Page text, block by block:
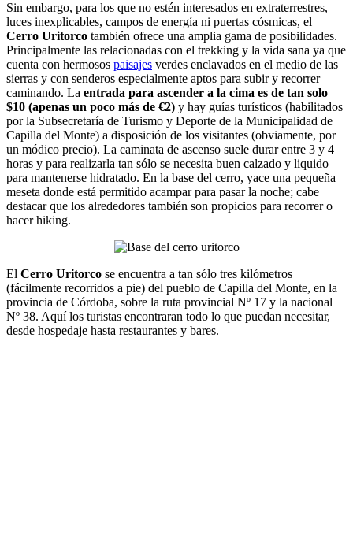
Sin embargo, para los que no estén interesados en extraterrestres,
luces inexplicables, campos de energía ni puertas cósmicas, el
Cerro Uritorco también ofrece una amplia gama de posibilidades.
Principalmente las relacionadas con el trekking y la vida sana ya que
cuenta con hermosos paisajes verdes enclavados en el medio de las
sierras y con senderos especialmente aptos para subir y recorrer
caminando. La entrada para ascender a la cima es de tan solo
$10 (apenas un poco más de €2) y hay guías turísticos (habilitados
por la Subsecretaría de Turismo y Deporte de la Municipalidad de
Capilla del Monte) a disposición de los visitantes (obviamente, por
un módico precio). La caminata de ascenso suele durar entre 3 y 4
horas y para realizarla tan sólo se necesita buen calzado y liquido
para mantenerse hidratado. En la base del cerro, yace una pequeña
meseta donde está permitido acampar para pasar la noche; cabe
destacar que los alrededores también son propicios para recorrer o
hacer hiking.
El Cerro Uritorco se encuentra a tan sólo tres kilómetros
(fácilmente recorridos a pie) del pueblo de Capilla del Monte, en la
provincia de Córdoba, sobre la ruta provincial Nº 17 y la nacional
Nº 38. Aquí los turistas encontraran todo lo que puedan necesitar,
desde hospedaje hasta restaurantes y bares.